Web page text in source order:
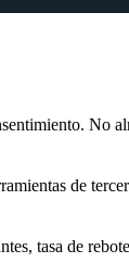
No
de
tasa de